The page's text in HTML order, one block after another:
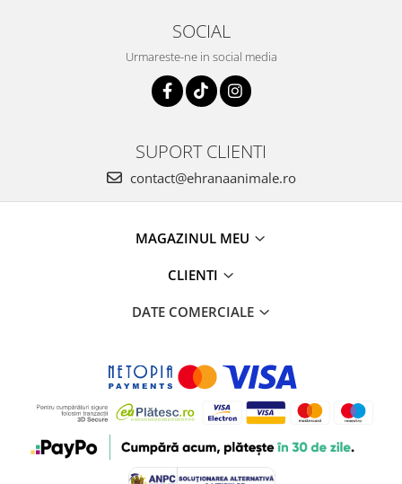
SOCIAL
Urmareste-ne in social media
SUPORT CLIENTI
contact@ehranaanimale.ro
MAGAZINUL MEU
CLIENTI
DATE COMERCIALE